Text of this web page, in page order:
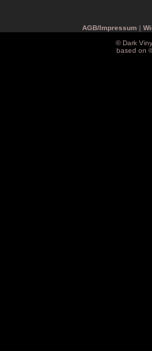
AGB/Impressum|
© Dark
based on